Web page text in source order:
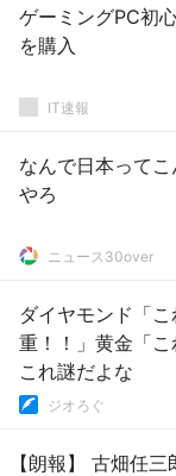
ゲーミングPC初
を購入
IT速報
なんで日本って
やろ
ニュース30over
ダイヤモンド「
重！！」黄金「
これ謎だよな
ジオろぐ
【朗報】 古畑任